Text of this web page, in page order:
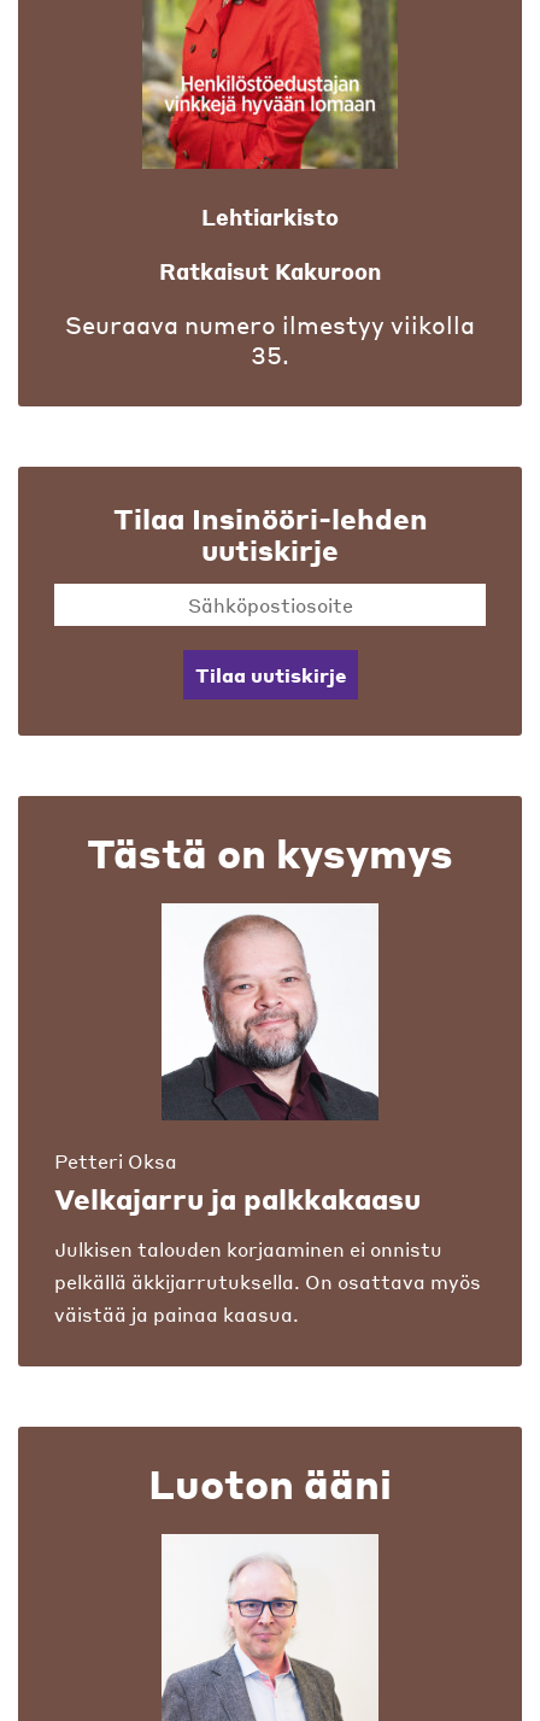
Lehtiarkisto
Ratkaisut Kakuroon
Seuraava numero ilmestyy viikolla
35.
Tilaa Insinööri-lehden
uutiskirje
Tilaa uutiskirje
Tästä on kysymys
Petteri Oksa
Velkajarru ja palkkakaasu
Julkisen talouden korjaaminen ei onnistu
pelkällä äkkijarrutuksella. On osattava myös
väistää ja painaa kaasua.
Luoton ääni